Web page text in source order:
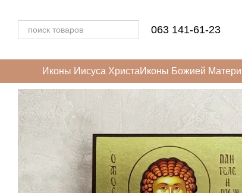
063 141-61-23
Иконы Иисуса ХристаИконы Божией Матери